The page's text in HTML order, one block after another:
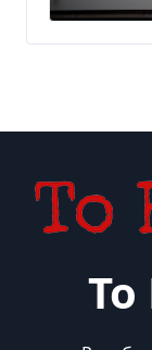
300